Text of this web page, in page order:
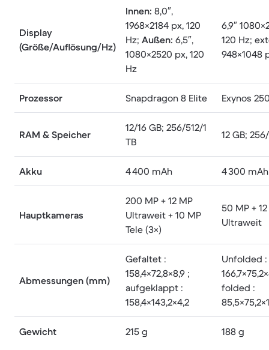
Display
(Größe/Auflösung/Hz)
Innen: 8,0″,
1968×2184 px, 120
Hz; Außen: 6,5″,
1080×2520 px, 120
Hz
6,9″
120 Hz;
948×1048
Prozessor Snapdragon 8 Elite Exynos
RAM & Speicher
12/16 GB; 256/512/1
TB
12 GB;
Akku 4 400 mAh 4 300 mAh
Hauptkameras
200 MP + 12 MP
Ultraweit + 10 MP
Tele (3×)
50 MP +
Ultraweit
Abmessungen (mm)
Gefaltet :
158,4×72,8×8,9 ;
aufgeklappt :
158,4×143,2×4,2
Unfolded :
folded :
Gewicht 215 g 188 g